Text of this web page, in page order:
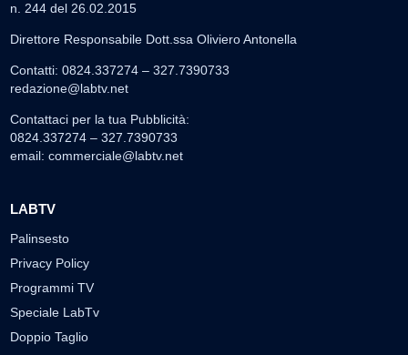
n. 244 del 26.02.2015
Direttore Responsabile Dott.ssa Oliviero Antonella
Contatti: 0824.337274 – 327.7390733
redazione@labtv.net
Contattaci per la tua Pubblicità:
0824.337274 – 327.7390733
email: commerciale@labtv.net
LABTV
Palinsesto
Privacy Policy
Programmi TV
Speciale LabTv
Doppio Taglio